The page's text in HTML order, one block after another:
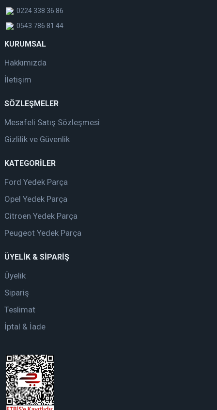
0224 338 36 86
0543 786 81 44
KURUMSAL
Hakkımızda
İletişim
SÖZLEŞMELER
Mesafeli Satış Sözleşmesi
Gizlilik ve Güvenlik
KATEGORİLER
Ford Yedek Parça
Opel Yedek Parça
Citroen Yedek Parça
Peugeot Yedek Parça
ÜYELİK & SİPARİŞ
Üyelik
Sipariş
Teslimat
İptal & İade